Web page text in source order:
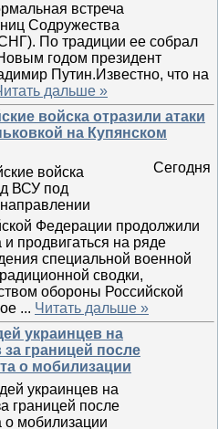
встреча
Содружества
По традиции ее собрал
годом президент
Путин.Известно, что на
дальше »
войска отразили атаки
на Купянском
Сегодня
Федерации продолжили
и продвигаться на ряде
специальной военной
сводки,
обороны Российской
... Читать дальше »
украинцев на
границей после
о мобилизации